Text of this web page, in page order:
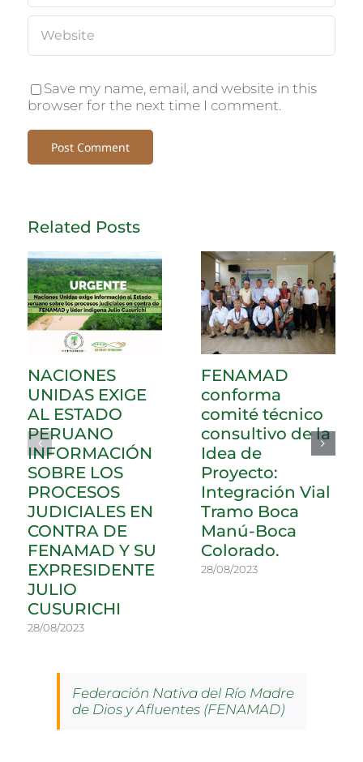
Save my name, email, and website in this
browser for the next time I comment.
Related Posts
NACIONES
UNIDAS EXIGE
AL ESTADO
PERUANO
INFORMACIÓN
SOBRE LOS
PROCESOS
JUDICIALES EN
CONTRA DE
FENAMAD Y SU
EXPRESIDENTE
JULIO
CUSURICHI
28/08/2023
FENAMAD
conforma
comité técnico
consultivo de la
Idea de
Proyecto:
Integración Vial
Tramo Boca
Manú-Boca
Colorado.
28/08/2023
Federación Nativa del Río Madre
de Dios y Afluentes (FENAMAD)